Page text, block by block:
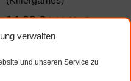
verwalten
und unseren Service zu
14,00€ inkl. MwSt.